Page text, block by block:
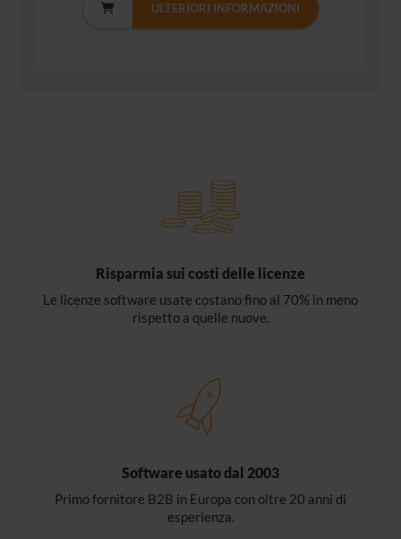
ULTERIORI INFORMAZIONI
Risparmia sui costi delle licenze
Le licenze software usate costano fino al 70% in meno
rispetto a quelle nuove.
Software usato dal 2003
Primo fornitore B2B in Europa con oltre 20 anni di
esperienza.